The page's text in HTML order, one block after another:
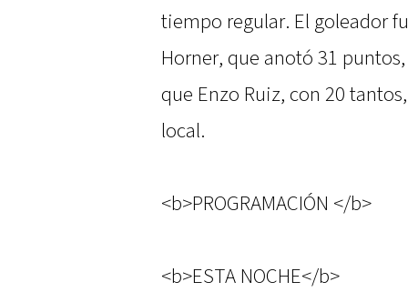
tiempo regular. El goleador
Horner, que anotó 31
que Enzo Ruiz, con 20
local.
<b>PROGRAMACIÓN </b>
<b>ESTA NOCHE</b>